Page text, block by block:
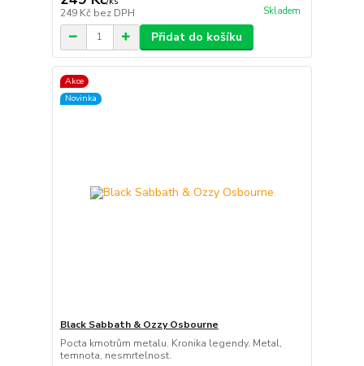
249 Kč bez DPH Skladem
Přidat do košíku
Akce
Novinka
Black Sabbath & Ozzy Osbourne
Pocta kmotrům metalu. Kronika legendy. Metal,
temnota, nesmrtelnost.